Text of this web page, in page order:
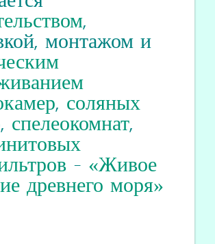
,
монтажом и
, соляных
, спелеокомнат,
- «Живое
древнего моря»